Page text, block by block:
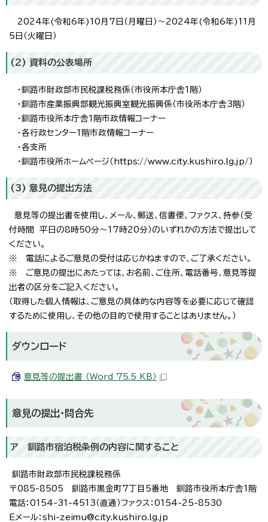
2024年(令和6年)10月7日（月曜日）～2024年(令和6年)11月
5日（火曜日）
(2) 資料の公表場所
・釧路市財政部市民税課税務係（市役所本庁舎1階）
・釧路市産業振興部観光振興室観光振興係（市役所本庁舎3階）
・釧路市役所本庁舎1階市政情報コーナー
・各行政センター1階市政情報コーナー
・各支所
・釧路市役所ホームページ（https://www.city.kushiro.lg.jp/）
(3) 意見の提出方法
意見等の提出書を使用し、メール、郵送、信書便、ファクス、持参（受
付時間 平日の8時50分～17時20分）のいずれかの方法で提出して
ください。
※ 電話によるご意見の受付は応じかねますので、ご了承ください。
※ ご意見の提出にあたっては、お名前、ご住所、電話番号、意見等提
出者の区分をご記入ください。
（取得した個人情報は、ご意見の具体的な内容等を必要に応じて確認
するために使用し、その他の目的で使用することはありません。）
ダウンロード
意見等の提出書 （Word 75.5 KB）
意見の提出・問合先
ア 釧路市宿泊税条例の内容に関すること
釧路市財政部市民税課税務係
〒085-8505 釧路市黒金町7丁目5番地 釧路市役所本庁舎1階
電話：0154-31-4513（直通）ファクス：0154-25-8530
Eメール：shi-zeimu@city.kushiro.lg.jp